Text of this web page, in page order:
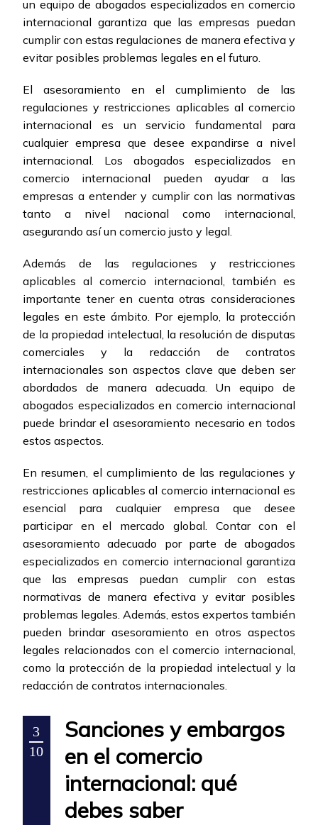
un equipo de abogados especializados en comercio
internacional garantiza que las empresas puedan
cumplir con estas regulaciones de manera efectiva y
evitar posibles problemas legales en el futuro.
El asesoramiento en el cumplimiento de las
regulaciones y restricciones aplicables al comercio
internacional es un servicio fundamental para
cualquier empresa que desee expandirse a nivel
internacional. Los abogados especializados en
comercio internacional pueden ayudar a las
empresas a entender y cumplir con las normativas
tanto a nivel nacional como internacional,
asegurando así un comercio justo y legal.
Además de las regulaciones y restricciones
aplicables al comercio internacional, también es
importante tener en cuenta otras consideraciones
legales en este ámbito. Por ejemplo, la protección
de la propiedad intelectual, la resolución de disputas
comerciales y la redacción de contratos
internacionales son aspectos clave que deben ser
abordados de manera adecuada. Un equipo de
abogados especializados en comercio internacional
puede brindar el asesoramiento necesario en todos
estos aspectos.
En resumen, el cumplimiento de las regulaciones y
restricciones aplicables al comercio internacional es
esencial para cualquier empresa que desee
participar en el mercado global. Contar con el
asesoramiento adecuado por parte de abogados
especializados en comercio internacional garantiza
que las empresas puedan cumplir con estas
normativas de manera efectiva y evitar posibles
problemas legales. Además, estos expertos también
pueden brindar asesoramiento en otros aspectos
legales relacionados con el comercio internacional,
como la protección de la propiedad intelectual y la
redacción de contratos internacionales.
3
10
Sanciones y embargos
en el comercio
internacional: qué
debes saber